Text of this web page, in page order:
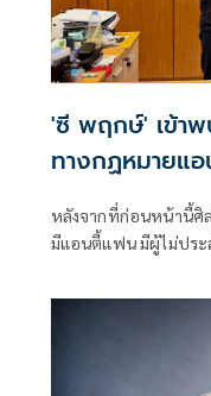
'ซี พฤกษ์' เข้าพ
ทางกฏหมายแ
หลังจากที่ก่อนหน้านี้
มีแอนตี้แฟน มีผู้ไม่ประ
ตำรวจสืบสวนสอบสวน
(ผบก.สอท.1) เพื่อร้อ
เผยแพร่ข้อมูล ภาพ ค
ข่ายเป็นข้อมูลอันเป็นเ